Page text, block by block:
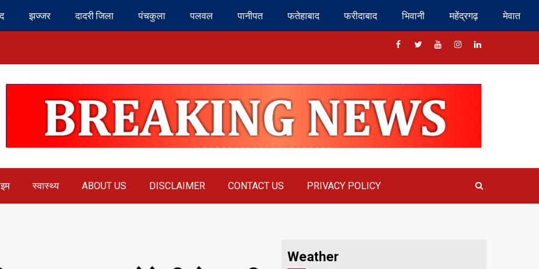
झज्जर दादरी जिला पंचकुला पलवल पानीपत फतेहाबाद फरीदाबाद भिवानी महेंद्रगढ़ मेवात
Facebook
TwitterYoutubeInstragram
Linkedin
स्वास्थ्य ABOUT US DISCLAIMER CONTACT US PRIVACY POLICY
Weather